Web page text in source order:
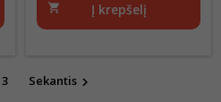
shopping_cart Į krepšelį
3 Sekantis 